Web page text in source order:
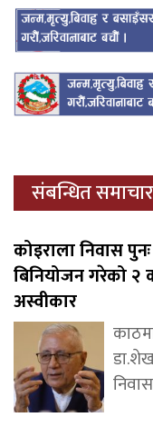
संबन्धित समाचार
कोइराला निवास
बिनियोजन गरेको २
अस्वीकार